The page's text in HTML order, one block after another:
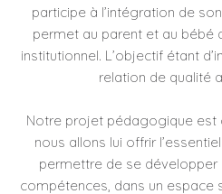
participe à l’intégration de
permet au parent et au bébé
institutionnel. L’objectif étant
relation de qualité
Notre projet pédagogique est
nous allons lui offrir
permettre de se développer
compétences, dans un espace